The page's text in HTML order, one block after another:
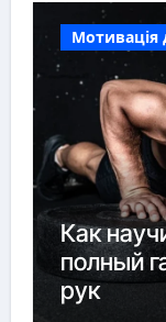
Мотивація
Как
полный
рук